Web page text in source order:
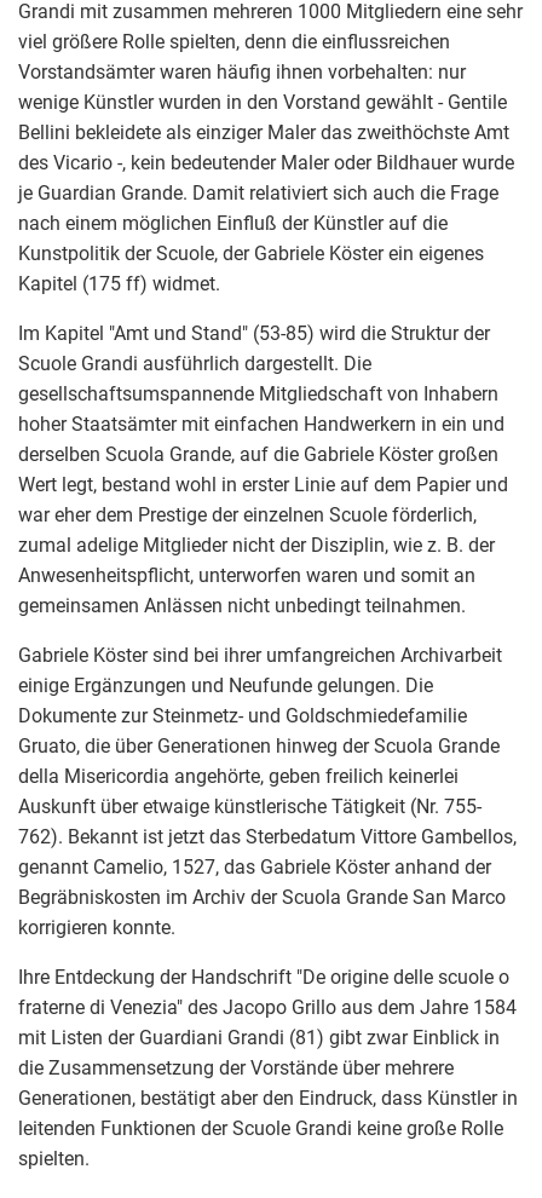
Grandi mit zusammen mehreren 1000 Mitgliedern eine sehr
viel größere Rolle spielten, denn die einflussreichen
Vorstandsämter waren häufig ihnen vorbehalten: nur
wenige Künstler wurden in den Vorstand gewählt - Gentile
Bellini bekleidete als einziger Maler das zweithöchste Amt
des Vicario -, kein bedeutender Maler oder Bildhauer wurde
je Guardian Grande. Damit relativiert sich auch die Frage
nach einem möglichen Einfluß der Künstler auf die
Kunstpolitik der Scuole, der Gabriele Köster ein eigenes
Kapitel (175 ff) widmet.
Im Kapitel "Amt und Stand" (53-85) wird die Struktur der
Scuole Grandi ausführlich dargestellt. Die
gesellschaftsumspannende Mitgliedschaft von Inhabern
hoher Staatsämter mit einfachen Handwerkern in ein und
derselben Scuola Grande, auf die Gabriele Köster großen
Wert legt, bestand wohl in erster Linie auf dem Papier und
war eher dem Prestige der einzelnen Scuole förderlich,
zumal adelige Mitglieder nicht der Disziplin, wie z. B. der
Anwesenheitspflicht, unterworfen waren und somit an
gemeinsamen Anlässen nicht unbedingt teilnahmen.
Gabriele Köster sind bei ihrer umfangreichen Archivarbeit
einige Ergänzungen und Neufunde gelungen. Die
Dokumente zur Steinmetz- und Goldschmiedefamilie
Gruato, die über Generationen hinweg der Scuola Grande
della Misericordia angehörte, geben freilich keinerlei
Auskunft über etwaige künstlerische Tätigkeit (Nr. 755-
762). Bekannt ist jetzt das Sterbedatum Vittore Gambellos,
genannt Camelio, 1527, das Gabriele Köster anhand der
Begräbniskosten im Archiv der Scuola Grande San Marco
korrigieren konnte.
Ihre Entdeckung der Handschrift "De origine delle scuole o
fraterne di Venezia" des Jacopo Grillo aus dem Jahre 1584
mit Listen der Guardiani Grandi (81) gibt zwar Einblick in
die Zusammensetzung der Vorstände über mehrere
Generationen, bestätigt aber den Eindruck, dass Künstler in
leitenden Funktionen der Scuole Grandi keine große Rolle
spielten.